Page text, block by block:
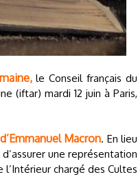
le Conseil français du
(iftar) mardi 12 juin à Paris,
Macron. En lieu
une représentation
chargé des Cultes